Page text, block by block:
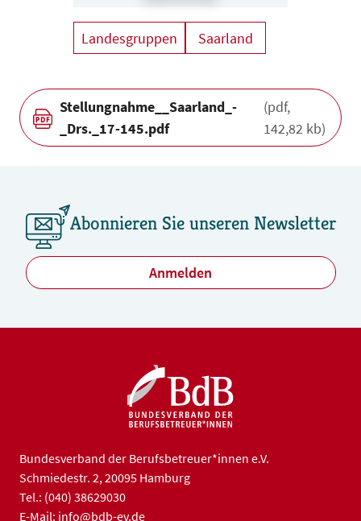
Landesgruppen Saarland
Stellungnahme__Saarland_-
_Drs._17-145.pdf
(pdf,
142,82 kb)
Abonnieren Sie unseren Newsletter
Anmelden
Bundesverband der Berufsbetreuer*innen e.V.
Schmiedestr. 2, 20095 Hamburg
Tel.: (040) 38629030
E-Mail: info@bdb-ev.de